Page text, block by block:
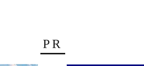
PR